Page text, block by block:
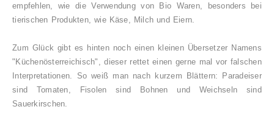
empfehlen, wie die Verwendung von Bio Waren, besonders bei
tierischen Produkten, wie Käse, Milch und Eiern.
Zum Glück gibt es hinten noch einen kleinen Übersetzer Namens
"Küchenösterreichisch", dieser rettet einen gerne mal vor falschen
Interpretationen. So weiß man nach kurzem Blättern: Paradeiser
sind Tomaten, Fisolen sind Bohnen und Weichseln sind
Sauerkirschen.